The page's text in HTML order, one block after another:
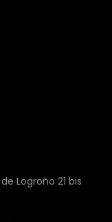
de Logroño 21 bis